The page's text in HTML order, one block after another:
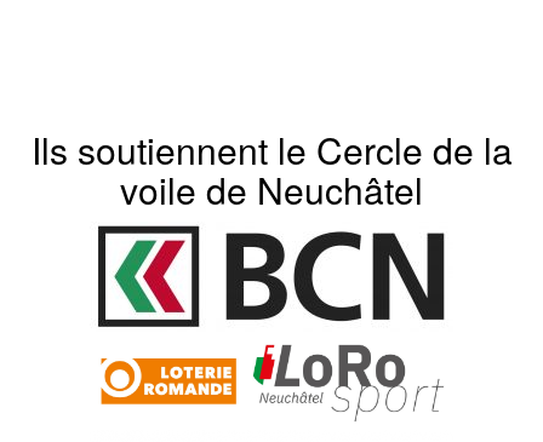
Ils soutiennent le Cercle de la
voile de Neuchâtel